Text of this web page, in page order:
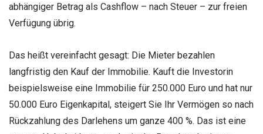
abhängiger Betrag als Cashflow – nach Steuer – zur freien
Verfügung übrig.
Das heißt vereinfacht gesagt: Die Mieter bezahlen
langfristig den Kauf der Immobilie. Kauft die Investorin
beispielsweise eine Immobilie für 250.000 Euro und hat nur
50.000 Euro Eigenkapital, steigert Sie Ihr Vermögen so nach
Rückzahlung des Darlehens um ganze 400 %. Das ist eine